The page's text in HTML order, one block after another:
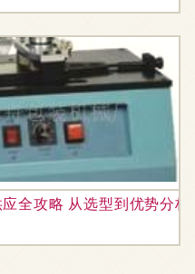
全攻略 从选型到优势分析